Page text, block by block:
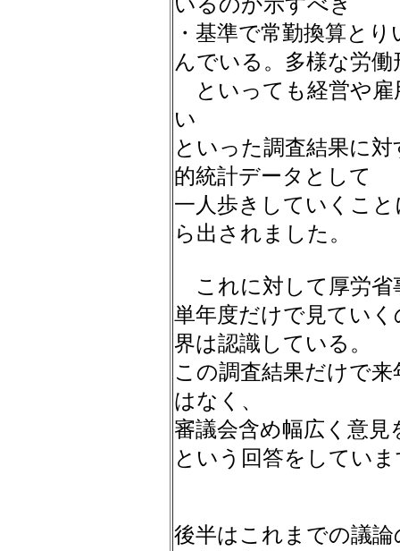
・基準で常勤換算と
んでいる。多様な労働
といっても経営や雇
い
といった調査結果に
的統計データとして
一人歩きしていくこ
ら出されました。
これに対して厚労省
単年度だけで見てい
界は認識している。
この調査結果だけで
はなく、
審議会含め幅広く意
という回答をしてい
後半はこれまでの議